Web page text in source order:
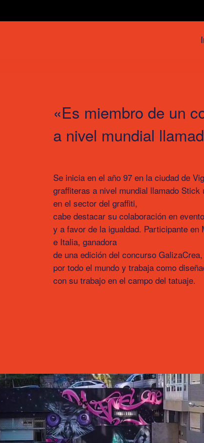
«Es miembro de un
a nivel mundial
Se inicia en el año 97 en la ciudad de
graffiteras a nivel mundial llamado
en el sector del graffiti,
cabe destacar su colaboración en
y a favor de la igualdad. Participante
e Italia, ganadora
de una edición del concurso
por todo el mundo y trabaja como
con su trabajo en el campo del tatuaje.